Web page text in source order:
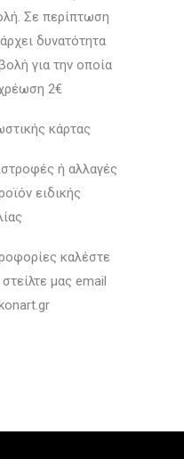
Σε περίπτωση
δυνατότητα
για την οποία
2€
κάρτας
ή αλλαγές
ειδικής
καλέστε
μας email